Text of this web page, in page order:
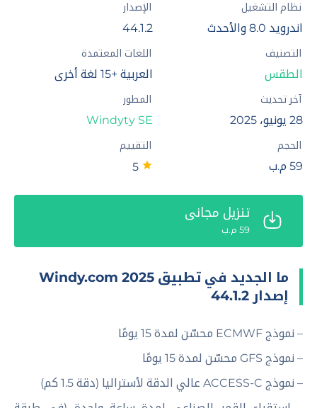
نظام التشغيل
اندرويد 8.0 والأحدث
الإصدار
44.1.2
التصنيف
الطقس
اللغات المعتمدة
العربية +15 لغة أخرى
آخر تحديث
28 يونيو، 2025
المطور
Windyty SE‏
الحجم
59 م.ب
التقييم
تنزيل مجاني
59 م.ب
ما الجديد في تطبيق Windy.com 2025
إصدار 44.1.2
– نموذج ECMWF محسّن لمدة 15 يومًا
– نموذج GFS محسّن لمدة 15 يومًا
– نموذج ACCESS-C عالي الدقة لأستراليا (دقة 1.5 كم)